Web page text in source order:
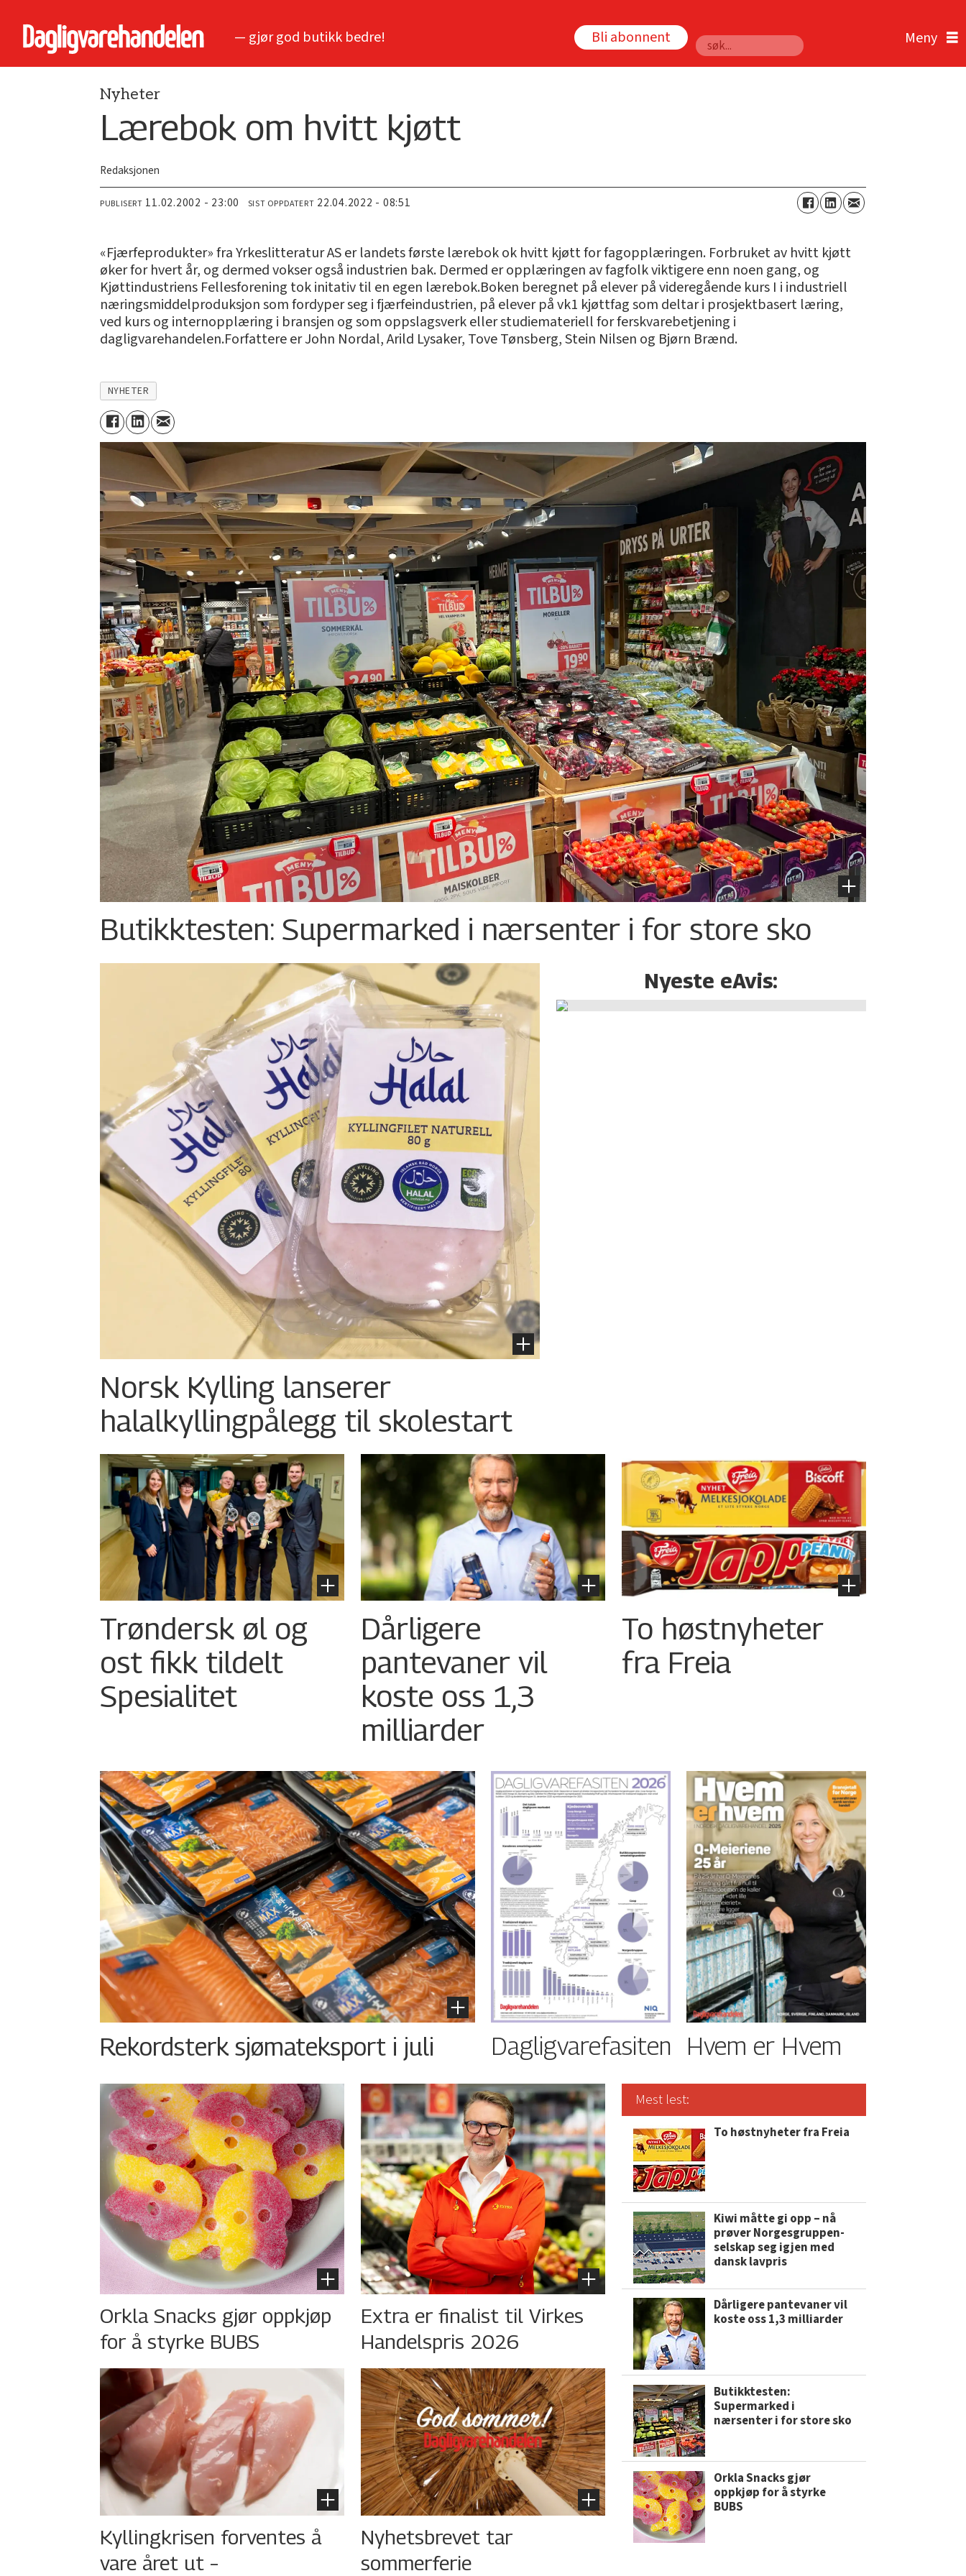
— gjør god butikk bedre! Bli abonnent
Søk
Nyheter
Lærebok om hvitt kjøtt
Redaksjonen
PUBLISERT 11.02.2002 - 23:00 SIST OPPDATERT 22.04.2022 - 08:51
«Fjærfeprodukter» fra Yrkeslitteratur AS er landets første lærebok ok hvitt kjøtt for fagopplæringen. Forbruket av hvitt kjøtt
øker for hvert år, og dermed vokser også industrien bak. Dermed er opplæringen av fagfolk viktigere enn noen gang, og
Kjøttindustriens Fellesforening tok initativ til en egen lærebok.Boken beregnet på elever på videregående kurs I i industriell
næringsmiddelproduksjon som fordyper seg i fjærfeindustrien, på elever på vk1 kjøttfag som deltar i prosjektbasert læring,
ved kurs og internopplæring i bransjen og som oppslagsverk eller studiemateriell for ferskvarebetjening i
dagligvarehandelen.Forfattere er John Nordal, Arild Lysaker, Tove Tønsberg, Stein Nilsen og Bjørn Brænd.
NYHETER
Butikktesten: Supermarked i nærsenter i for store sko
Norsk Kylling lanserer
halalkylling­pålegg til skolestart
Nyeste eAvis:
Trøndersk øl og
ost fikk tildelt
Spesialitet
Dårligere
pantevaner vil
koste oss 1,3
milliarder
To høstnyheter
fra Freia
Rekordsterk sjømateksport i juli Dagligvarefasiten Hvem er Hvem
Orkla Snacks gjør oppkjøp
for å styrke BUBS
Kyllingkrisen forventes å
vare året ut –
Extra er finalist til Virkes
Handelspris 2026
Nyhetsbrevet tar
sommerferie
Mest lest:
To høstnyheter fra Freia
Kiwi måtte gi opp – nå
prøver Norgesgruppen-
selskap seg igjen med
dansk lavpris
Dårligere pantevaner vil
koste oss 1,3 milliarder
Butikktesten:
Supermarked i
nærsenter i for store sko
Orkla Snacks gjør
oppkjøp for å styrke
BUBS